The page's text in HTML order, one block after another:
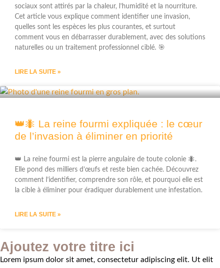
sociaux sont attirés par la chaleur, l’humidité et la nourriture.
Cet article vous explique comment identifier une invasion,
quelles sont les espèces les plus courantes, et surtout
comment vous en débarrasser durablement, avec des solutions
naturelles ou un traitement professionnel ciblé. 🎯
LIRE LA SUITE »
👑🐜 La reine fourmi expliquée : le cœur
de l’invasion à éliminer en priorité
👑 La reine fourmi est la pierre angulaire de toute colonie 🐜.
Elle pond des milliers d’œufs et reste bien cachée. Découvrez
comment l’identifier, comprendre son rôle, et pourquoi elle est
la cible à éliminer pour éradiquer durablement une infestation.
LIRE LA SUITE »
Ajoutez votre titre ici
Lorem ipsum dolor sit amet, consectetur adipiscing elit. Ut elit